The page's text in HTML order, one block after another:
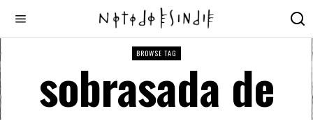
BROWSE TAG
sobrasada de